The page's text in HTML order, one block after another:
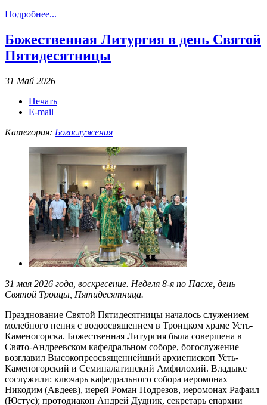
Подробнее...
Божественная Литургия в день Святой
Пятидесятницы
31 Май 2026
Печать
E-mail
Категория: Богослужения
31 мая 2026 года, воскресение. Неделя 8-я по Пасхе, день
Святой Троицы, Пятидесятница.
Празднование Святой Пятидесятницы началось служением
молебного пения с водоосвящением в Троицком храме Усть-
Каменогорска. Божественная Литургия была совершена в
Свято-Андреевском кафедральном соборе, богослужение
возглавил Высокопреосвященнейший архиепископ Усть-
Каменогорский и Семипалатинский Амфилохий. Владыке
сослужили: ключарь кафедрального собора иеромонах
Никодим (Авдеев), иерей Роман Подрезов, иеромонах Рафаил
(Юстус); протодиакон Андрей Дудник, секретарь епархии